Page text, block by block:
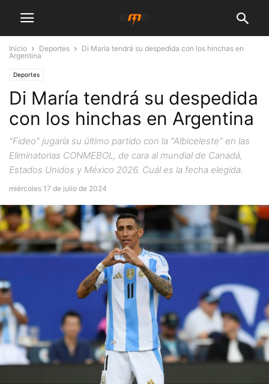
Inicio Deportes
Di María tendrá su despedida con los hinchas en
Argentina
Deportes
Di María tendrá su despedida
con los hinchas en Argentina
"Fideo" jugaría su último partido con la "Albiceleste" en las
Eliminatorias CONMEBOL, de cara al mundial de Canadá,
Estados Unidos y México 2026. Cuál es la fecha elegida.
miércoles 17 de julio de 2024